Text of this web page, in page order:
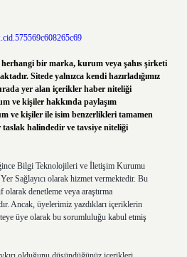
bir marka, kurum veya şahıs şirketi
Sitede yalnızca kendi hazırladığımız
yer alan içerikler haber niteliği
ve kişiler hakkında paylaşım
ve kişiler ile isim benzerlikleri tamamen
halindedir ve tavsiye niteliği
Bilgi Teknolojileri ve İletişim Kurumu
Sağlayıcı olarak hizmet vermektedir. Bu
denetleme veya araştırma
Ancak, üyelerimiz yazdıkları içeriklerin
üye olarak bu sorumluluğu kabul etmiş